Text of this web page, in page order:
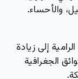
والأحساء.
إلى زيادة
الجغرافية